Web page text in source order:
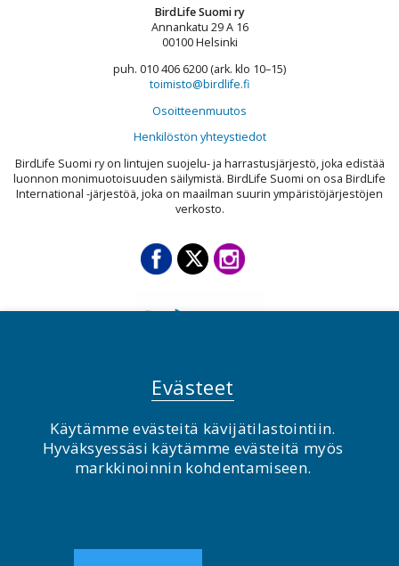
BirdLife Suomi ry
Annankatu 29 A 16
00100 Helsinki
puh. 010 406 6200 (ark. klo 10–15)
toimisto@birdlife.fi
Osoitteenmuutos
Henkilöstön yhteystiedot
BirdLife Suomi ry on lintujen suojelu- ja harrastusjärjestö, joka edistää
luonnon monimuotoisuuden säilymistä. BirdLife Suomi on osa BirdLife
International -järjestöä, joka on maailman suurin ympäristöjärjestöjen
verkosto.
© BirdLife Suomi ry 2026
Evästeet
Käytämme evästeitä kävijätilastointiin.
Hyväksyessäsi käytämme evästeitä myös
markkinoinnin kohdentamiseen.